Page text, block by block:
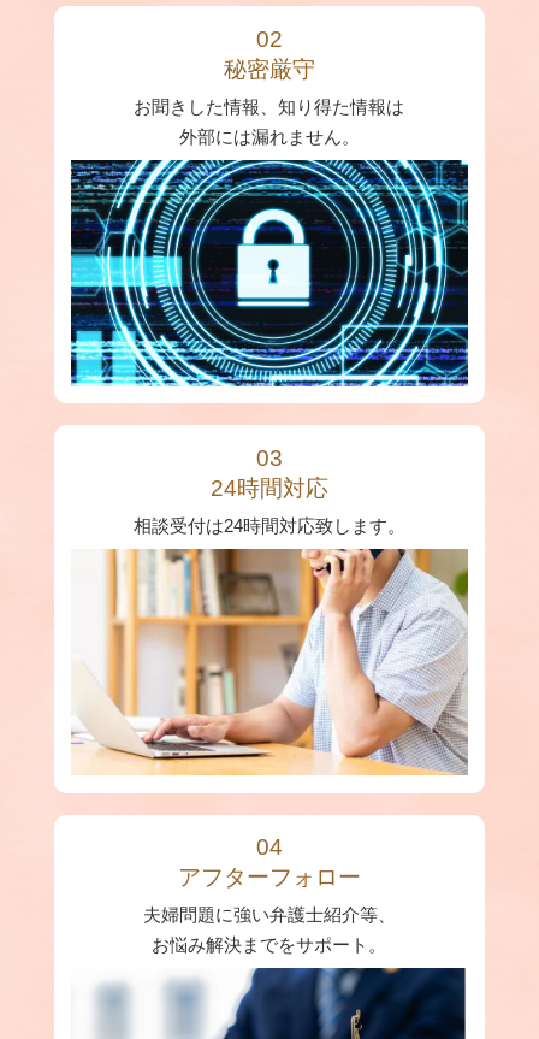
02
秘密厳守
お聞きした情報、知り得た情報は
外部には漏れません。
03
24時間対応
相談受付は24時間対応致します。
04
アフターフォロー
夫婦問題に強い弁護士紹介等、
お悩み解決までをサポート。